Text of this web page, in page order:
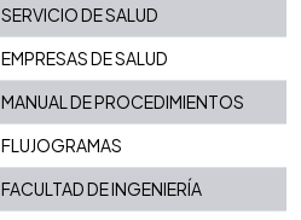
SERVICIO DE SALUD
EMPRESAS DE SALUD
MANUAL DE PROCEDIMIENTOS
FLUJOGRAMAS
FACULTAD DE INGENIERÍA